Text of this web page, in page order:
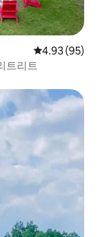
평점 4.93점(5
4.93 (95)
트리트